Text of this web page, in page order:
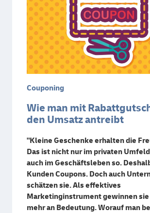
Couponing
Wie man mit
den Umsatz antreibt
"Kleine Geschenke erhalten die
Das ist nicht nur im privaten
auch im Geschäftsleben so.
Kunden Coupons. Doch auch
schätzen sie. Als effektives
Marketinginstrument gewinnen
mehr an Bedeutung. Worauf man